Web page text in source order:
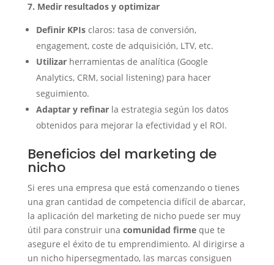
7. Medir resultados y optimizar
Definir KPIsclaros: tasa de conversión,
engagement, coste de adquisición, LTV, etc.
Utilizarherramientas de analítica (Google
Analytics, CRM, social listening) para hacer
seguimiento.
Adaptar y refinarla estrategia según los datos
obtenidos para mejorar la efectividad y el ROI.
Beneficios del marketing de
nicho
Si eres una empresa que está comenzando o tienes
una gran cantidad de competencia difícil de abarcar,
la aplicación del marketing de nicho puede ser muy
útil para construir una comunidad firmeque te
asegure el éxito de tu emprendimiento. Al dirigirse a
un nicho hipersegmentado, las marcas consiguen